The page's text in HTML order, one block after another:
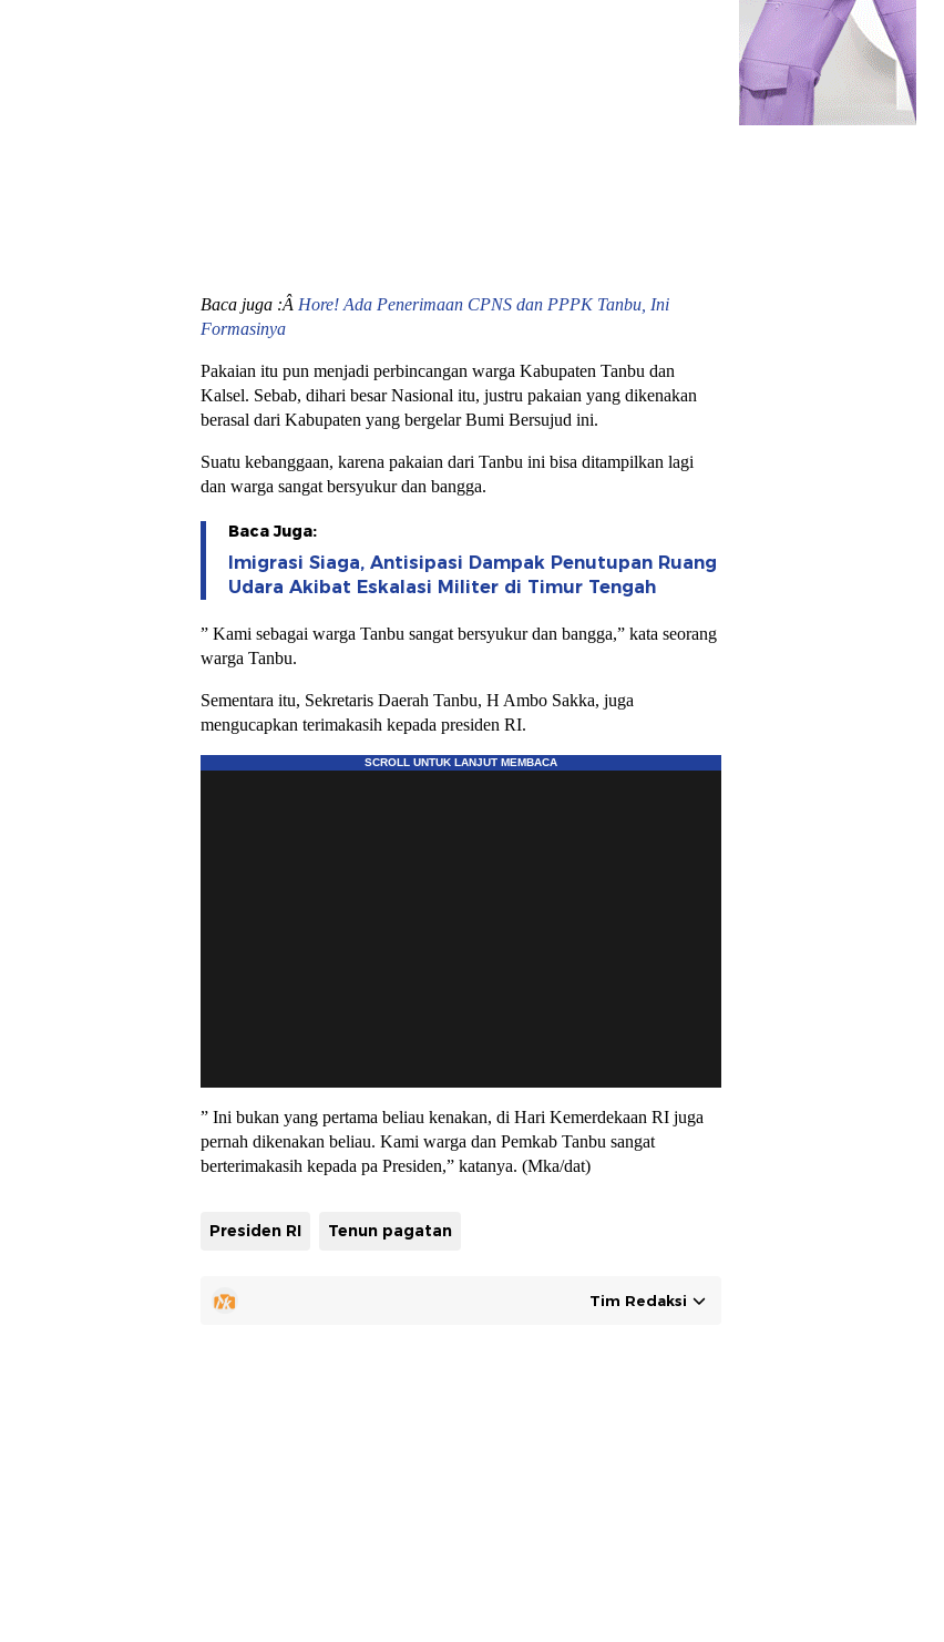
Baca juga :Â Hore! Ada Penerimaan CPNS dan PPPK Tanbu, Ini
Formasinya
Pakaian itu pun menjadi perbincangan warga Kabupaten Tanbu dan
Kalsel. Sebab, dihari besar Nasional itu, justru pakaian yang dikenakan
berasal dari Kabupaten yang bergelar Bumi Bersujud ini.
Suatu kebanggaan, karena pakaian dari Tanbu ini bisa ditampilkan lagi
dan warga sangat bersyukur dan bangga.
Baca Juga:
Imigrasi Siaga, Antisipasi Dampak Penutupan Ruang
Udara Akibat Eskalasi Militer di Timur Tengah
” Kami sebagai warga Tanbu sangat bersyukur dan bangga,” kata seorang
warga Tanbu.
Sementara itu, Sekretaris Daerah Tanbu, H Ambo Sakka, juga
mengucapkan terimakasih kepada presiden RI.
” Ini bukan yang pertama beliau kenakan, di Hari Kemerdekaan RI juga
pernah dikenakan beliau. Kami warga dan Pemkab Tanbu sangat
berterimakasih kepada pa Presiden,” katanya. (Mka/dat)
Presiden RI Tenun pagatan
Tim Redaksi